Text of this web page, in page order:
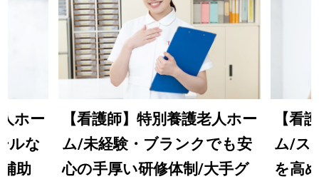
ホー
ルな
助
【看護師】特別養護老人ホー
ム/未経験・ブランクでも安
心の手厚い研修体制/大手グ
【看
ム/ス
を高